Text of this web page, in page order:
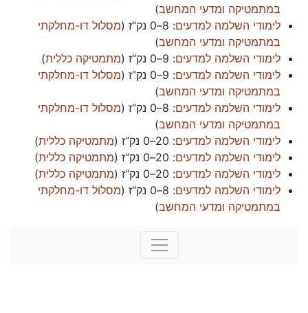
במתמטיקה ומדעי המחשב)
לימודי השלמה למדעים: 8–0 נק“ז (מסלול דו-מחלקתי
במתמטיקה ומדעי המחשב)
לימודי השלמה למדעים: 9–0 נק“ז (מתמטיקה כללית)
לימודי השלמה למדעים: 9–0 נק“ז (מסלול דו-מחלקתי
במתמטיקה ומדעי המחשב)
לימודי השלמה למדעים: 8–0 נק“ז (מסלול דו-מחלקתי
במתמטיקה ומדעי המחשב)
לימודי השלמה למדעים: 20–0 נק“ז (מתמטיקה כללית)
לימודי השלמה למדעים: 20–0 נק“ז (מתמטיקה כללית)
לימודי השלמה למדעים: 20–0 נק“ז (מתמטיקה כללית)
לימודי השלמה למדעים: 8–0 נק“ז (מסלול דו-מחלקתי
במתמטיקה ומדעי המחשב)